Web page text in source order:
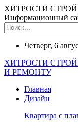
ХИТРОСТИ
Информационный
Четверг, 6
ХИТРОСТИ
И РЕМОНТУ
Главная
Дизайн
Квартира с